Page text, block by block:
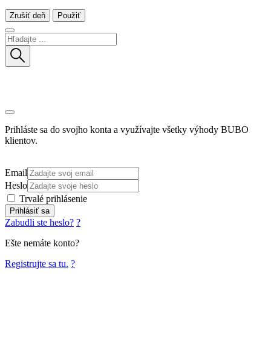
Zrušiť deň Použiť
Prihláste sa do svojho konta a využívajte všetky výhody BUBO
klientov.
Email
Heslo
Trvalé prihlásenie
Prihlásiť sa
Zabudli ste heslo? ?
Ešte nemáte konto?
Registrujte sa tu. ?